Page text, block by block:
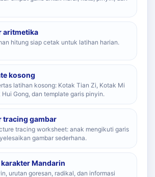
aritmetika
hitung siap cetak untuk latihan harian.
kosong
latihan kosong: Kotak Tian Zi, Kotak Mi
Hui Gong, dan template garis pinyin.
tracing gambar
tracing worksheet: anak mengikuti garis
gambar sederhana.
Mandarin
urutan goresan, radikal, dan informasi